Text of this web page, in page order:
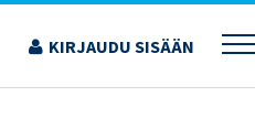
KIRJAUDU SISÄÄN
SPEAKS ABOUT CYBERSECURITY,